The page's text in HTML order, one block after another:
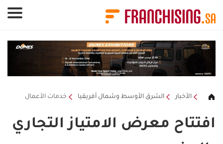
الأخبار الشرق الأوسط وشمال أفريقيا خدمات الأعمال
افتتاح معرض الامتياز التجاري
لوحة إدارة ملفات تعريف الارتباط